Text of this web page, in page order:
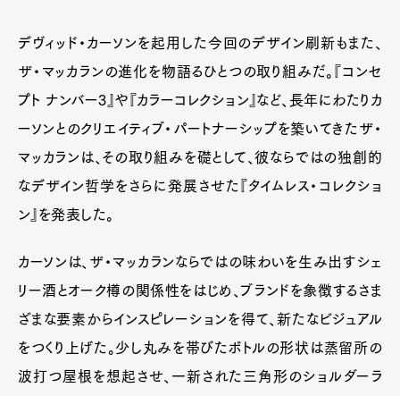
Art&DesignWatchFashion
GourmetCars
ProductCulture Lifestyle
Pen Membership
Magazine
Official Columnist
Pen Meet
Pen international Pen tw
デヴィッド・カーソンを起用した今回のデザイン刷新もまた、
ザ・マッカランの進化を物語るひとつの取り組みだ。『コンセ
プト ナンバー3』や『カラーコレクション』など、長年にわたりカ
ーソンとのクリエイティブ・パートナーシップを築いてきたザ・
マッカランは、その取り組みを礎として、彼ならではの独創的
なデザイン哲学をさらに発展させた『タイムレス・コレクショ
ン』を発表した。
カーソンは、ザ・マッカランならではの味わいを生み出すシェ
リー酒とオーク樽の関係性をはじめ、ブランドを象徴するさま
ざまな要素からインスピレーションを得て、新たなビジュアル
をつくり上げた。少し丸みを帯びたボトルの形状は蒸留所の
波打つ屋根を想起させ、一新された三角形のショルダーラ